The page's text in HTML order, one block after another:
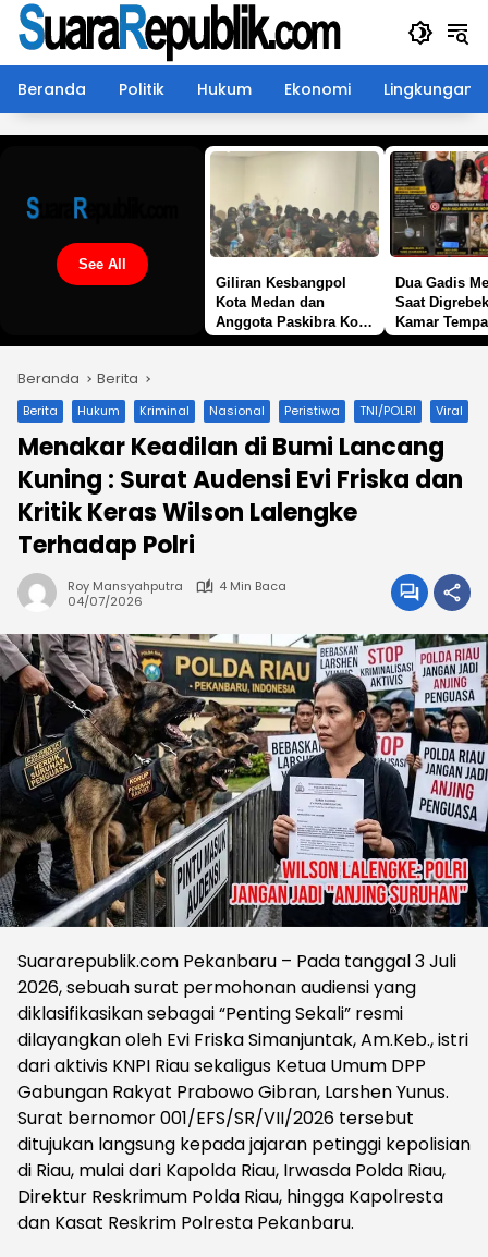
Langsung
konten
Beranda
Politik Hukum Ekonomi Lingkungan
See All
Giliran Kesbangpol
Kota Medan dan
Anggota Paskibra Kota
Dua Gadis
Saat
Kamar
Sabu di
Beranda Berita
Berita Hukum Kriminal Nasional Peristiwa TNI/POLRI Viral
Menakar Keadilan di Bumi Lancang
Kuning : Surat Audensi Evi Friska dan
Kritik Keras Wilson Lalengke
Terhadap Polri
Roy Mansyahputra
4 Min Baca
04/07/2026
Suararepublik.com Pekanbaru – Pada tanggal 3 Juli
2026, sebuah surat permohonan audiensi yang
diklasifikasikan sebagai “Penting Sekali” resmi
dilayangkan oleh Evi Friska Simanjuntak, Am.Keb., istri
dari aktivis KNPI Riau sekaligus Ketua Umum DPP
Gabungan Rakyat Prabowo Gibran, Larshen Yunus.
Surat bernomor 001/EFS/SR/VII/2026 tersebut
ditujukan langsung kepada jajaran petinggi kepolisian
di Riau, mulai dari Kapolda Riau, Irwasda Polda Riau,
Direktur Reskrimum Polda Riau, hingga Kapolresta
dan Kasat Reskrim Polresta Pekanbaru.